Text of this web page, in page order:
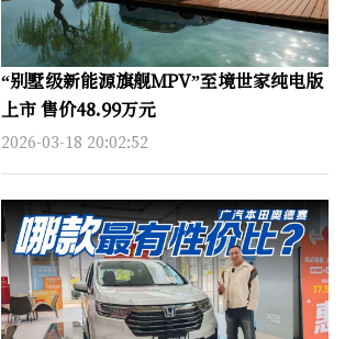
“别墅级新能源旗舰MPV”至境世家纯电版
上市 售价48.99万元
2026-03-18 20:02:52